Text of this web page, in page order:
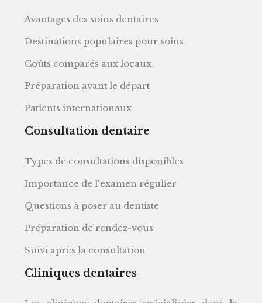
Avantages des soins dentaires
Destinations populaires pour soins
Coûts comparés aux locaux
Préparation avant le départ
Patients internationaux
Consultation dentaire
Types de consultations disponibles
Importance de l'examen régulier
Questions à poser au dentiste
Préparation de rendez-vous
Suivi après la consultation
Cliniques dentaires